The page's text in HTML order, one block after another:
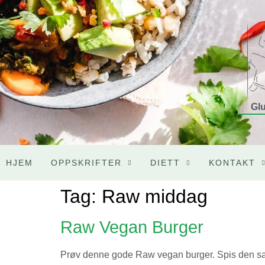
HJEM OPPSKRIFTER DIETT KONTAKT
Tag: Raw middag
Raw Vegan Burger
Prøv denne gode Raw vegan burger. Spis den